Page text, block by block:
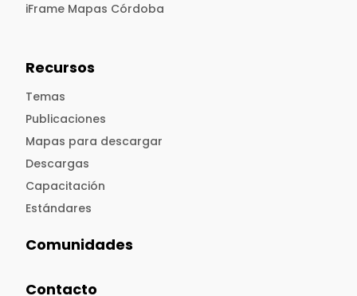
iFrame Mapas Córdoba
Recursos
Temas
Publicaciones
Mapas para descargar
Descargas
Capacitación
Estándares
Comunidades
Contacto